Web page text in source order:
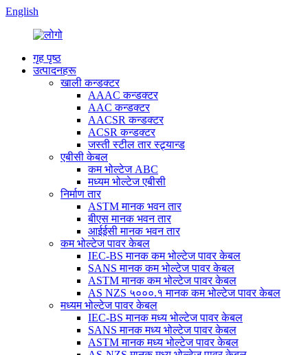
English
गृह पृष्ठ
उत्पादनहरू
खाली कन्डक्टर
AAAC कन्डक्टर
AAC कन्डक्टर
AACSR कन्डक्टर
ACSR कन्डक्टर
जस्ती स्टील तार स्ट्र्यान्ड
एबीसी केबल
कम भोल्टेज ABC
मध्यम भोल्टेज एबीसी
निर्माण तार
ASTM मानक भवन तार
बीएस मानक भवन तार
आईईसी मानक भवन तार
कम भोल्टेज पावर केबल
IEC-BS मानक कम भोल्टेज पावर केबल
SANS मानक कम भोल्टेज पावर केबल
ASTM मानक कम भोल्टेज पावर केबल
AS NZS ५०००.१ मानक कम भोल्टेज पावर केबल
मध्यम भोल्टेज पावर केबल
IEC-BS मानक मध्य भोल्टेज पावर केबल
SANS मानक मध्य भोल्टेज पावर केबल
ASTM मानक मध्य भोल्टेज पावर केबल